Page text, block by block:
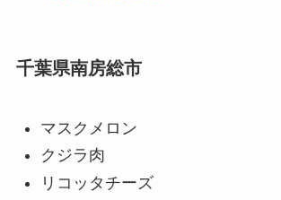
千葉県南房総市
マスクメロン
クジラ肉
リコッタチーズ